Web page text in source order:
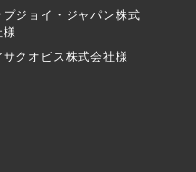
プジョイ・ジャパン株式
様
サクオビス株式会社様